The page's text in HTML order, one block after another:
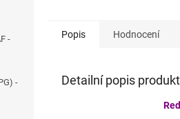
-
-
Popis Hodnocení
Detailní popis